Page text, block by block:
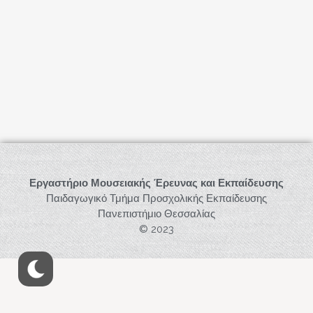
Εργαστήριο Μουσειακής Έρευνας και Εκπαίδευσης
Παιδαγωγικό Τμήμα Προσχολικής Εκπαίδευσης
Πανεπιστήμιο Θεσσαλίας
© 2023